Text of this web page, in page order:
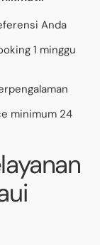
Anda
1 minggu
minimum 24